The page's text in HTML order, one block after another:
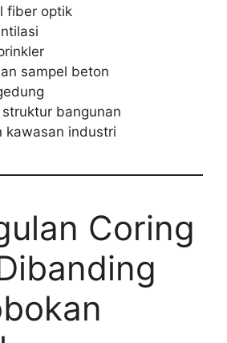
fiber optik
sampel beton
bangunan
kawasan industri
Coring